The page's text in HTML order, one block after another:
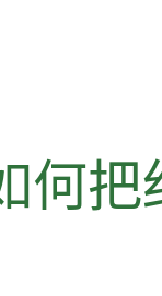
何把